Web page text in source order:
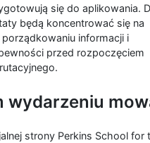
się do aplikowania.
będą koncentrować się na
porządkowaniu informacji i
przed rozpoczęciem
wydarzeniu
strony Perkins School for